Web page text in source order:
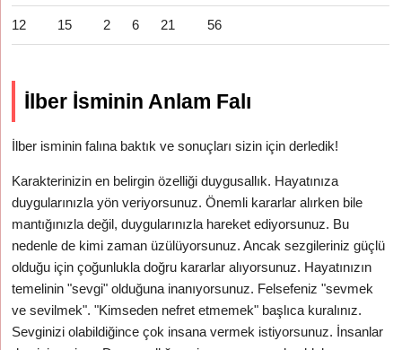
12 15 2 6 21 56
İlber İsminin Anlam Falı
İlber isminin falına baktık ve sonuçları sizin için derledik!
Karakterinizin en belirgin özelliği duygusallık. Hayatınıza
duygularınızla yön veriyorsunuz. Önemli kararlar alırken bile
mantığınızla değil, duygularınızla hareket ediyorsunuz. Bu
nedenle de kimi zaman üzülüyorsunuz. Ancak sezgileriniz güçlü
olduğu için çoğunlukla doğru kararlar alıyorsunuz. Hayatınızın
temelinin "sevgi" olduğuna inanıyorsunuz. Felsefeniz "sevmek
ve sevilmek". "Kimseden nefret etmemek" başlıca kuralınız.
Sevginizi olabildiğince çok insana vermek istiyorsunuz. İnsanlar